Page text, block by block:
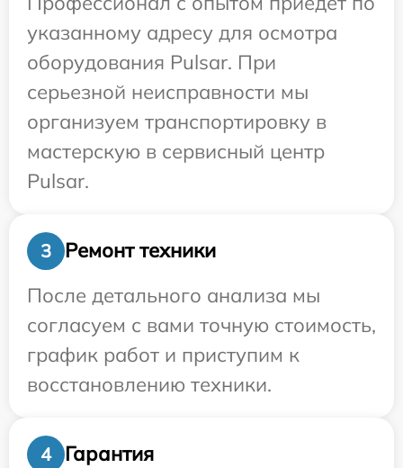
указанному адресу для осмотра
оборудования Pulsar. При
серьезной неисправности мы
организуем транспортировку в
мастерскую в сервисный центр
Pulsar.
3
Ремонт техники
После детального анализа мы
согласуем с вами точную стоимость,
график работ и приступим к
восстановлению техники.
4
Гарантия